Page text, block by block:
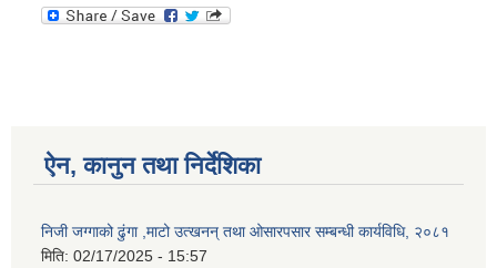
ऐन, कानुन तथा निर्देशिका
निजी जग्गाको ढुंगा ,माटो उत्खनन् तथा ओसारपसार सम्बन्धी कार्यविधि, २०८१
मिति: 02/17/2025 - 15:57